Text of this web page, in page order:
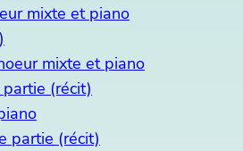
mixte et piano
mixte et piano
(récit)
partie (récit)